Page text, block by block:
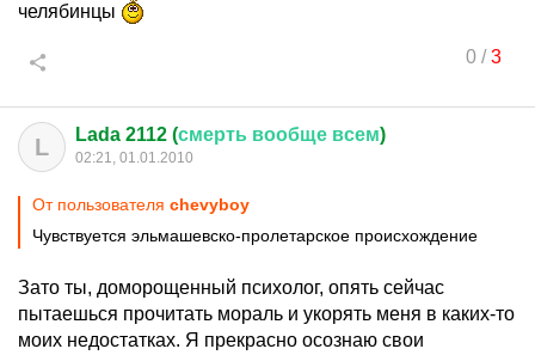
челябинцы
0/3
L Lada 2112 (смерть вообще всем)
02:21, 01.01.2010
От пользователя chevyboy
Чувствуется эльмашевско-пролетарское происхождение
Зато ты, доморощенный психолог, опять сейчас
пытаешься прочитать мораль и укорять меня в каких-то
моих недостатках. Я прекрасно осознаю свои